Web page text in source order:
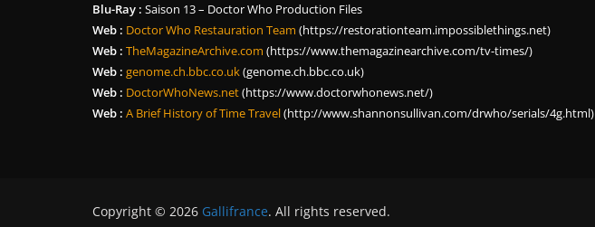
Blu-Ray : Saison 13 – Doctor Who Production Files
Web : Doctor Who Restauration Team (https://restorationteam.impossiblethings.net)
Web : TheMagazineArchive.com (https://www.themagazinearchive.com/tv-times/)
Web : genome.ch.bbc.co.uk(genome.ch.bbc.co.uk)
Web : DoctorWhoNews.net(https://www.doctorwhonews.net/)
Web : A Brief History of Time Travel(http://www.shannonsullivan.com/drwho/serials/4g.html)
Copyright © 2026 Gallifrance. All rights reserved.